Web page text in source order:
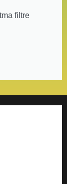
filtre